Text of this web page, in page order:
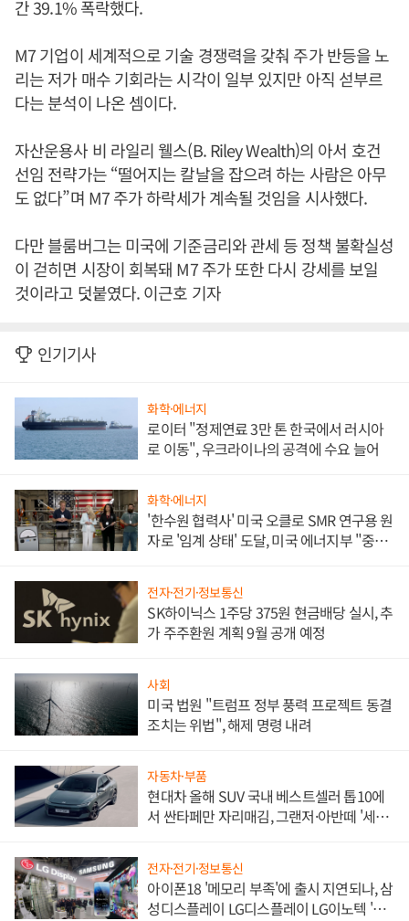
간 39.1% 폭락했다.
M7 기업이 세계적으로 기술 경쟁력을 갖춰 주가 반등을 노
리는 저가 매수 기회라는 시각이 일부 있지만 아직 섣부르
다는 분석이 나온 셈이다.
자산운용사 비 라일리 웰스(B. Riley Wealth)의 아서 호건
선임 전략가는 “떨어지는 칼날을 잡으려 하는 사람은 아무
도 없다”며 M7 주가 하락세가 계속될 것임을 시사했다.
다만 블룸버그는 미국에 기준금리와 관세 등 정책 불확실성
이 걷히면 시장이 회복돼 M7 주가 또한 다시 강세를 보일
것이라고 덧붙였다. 이근호 기자
인기기사
화학·에너지
로이터 "정제연료 3만 톤 한국에서 러시아
로 이동", 우크라이나의 공격에 수요 늘어
화학·에너지
'한수원 협력사' 미국 오클로 SMR 연구용 원
자로 '임계 상태' 도달, 미국 에너지부 "중요
전자·전기·정보통신
SK하이닉스 1주당 375원 현금배당 실시, 추
가 주주환원 계획 9월 공개 예정
사회
미국 법원 "트럼프 정부 풍력 프로젝트 동결
조치는 위법", 해제 명령 내려
자동차·부품
현대차 올해 SUV 국내 베스트셀러 톱10에
서 싼타페만 자리매김, 그랜저·아반떼 '세단
전자·전기·정보통신
아이폰18 '메모리 부족'에 출시 지연되나, 삼
성디스플레이 LG디스플레이 LG이노텍 '탈